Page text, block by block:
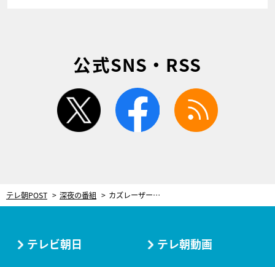
公式SNS・RSS
twitter facebook
テレ朝POST 深夜の番組 カズレーザー、あやまん監督らの“芸能界情報”に「いらねぇ～～！」と大絶叫
テレビ朝日 テレ朝動画